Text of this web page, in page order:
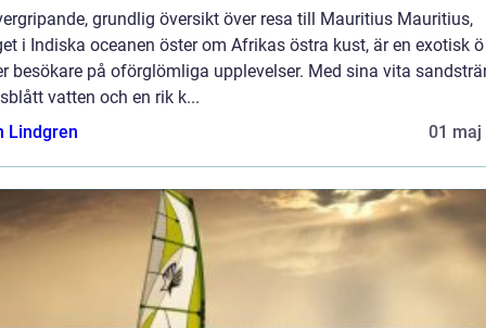
grundlig översikt över resa till Mauritius Mauritius,
i Indiska oceanen öster om Afrikas östra kust, är en exotisk
besökare på oförglömliga upplevelser. Med sina vita
vatten och en rik k...
Lindgren
01 maj